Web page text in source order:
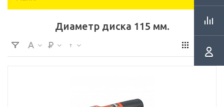
Диаметр диска 115 мм.